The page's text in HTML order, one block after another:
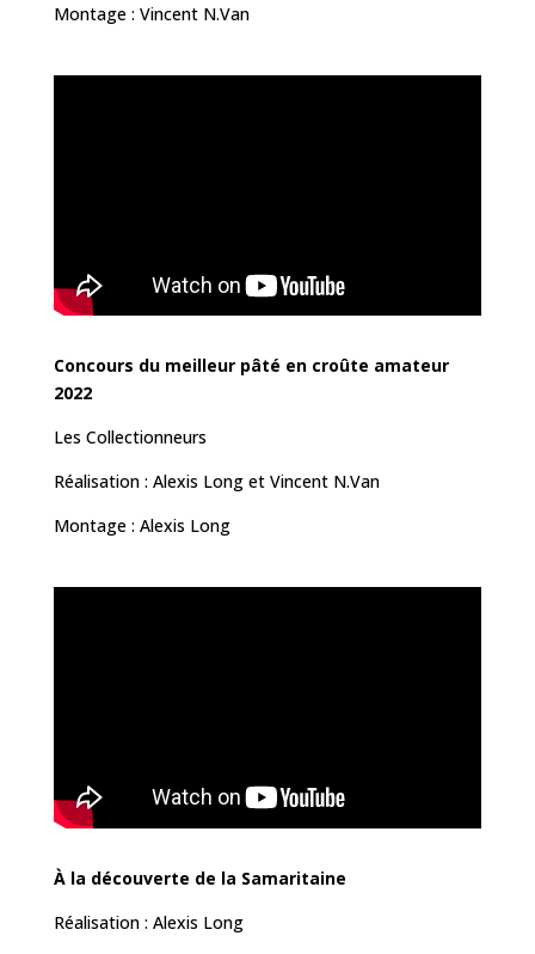
Montage : Vincent N.Van
Concours du meilleur pâté en croûte amateur
2022
Les Collectionneurs
Réalisation : Alexis Long et Vincent N.Van
Montage : Alexis Long
À la découverte de la Samaritaine
Réalisation : Alexis Long